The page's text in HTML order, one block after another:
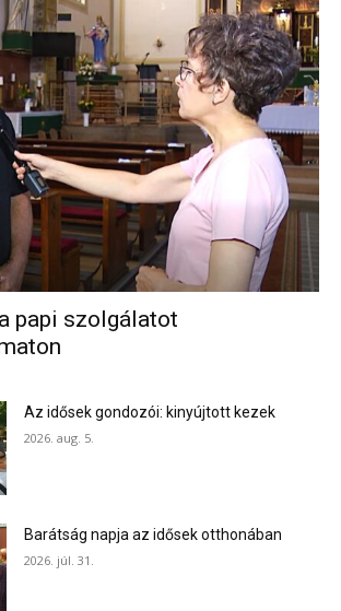
papi szolgálatot
Az idősek gondozói: kinyújtott kezek
2026. aug. 5.
Barátság napja az idősek otthonában
2026. júl. 31.